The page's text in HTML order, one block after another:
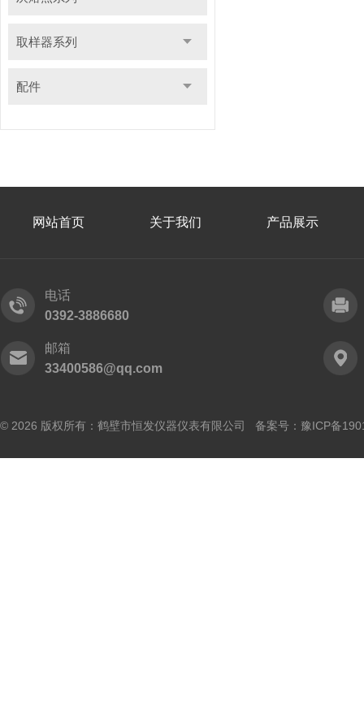
取样器系列
配件
网站首页 关于我们 产品展示
电话
0392-3886680
邮箱
33400586@qq.com
© 2026 版权所有：鹤壁市恒发仪器仪表有限公司 备案号： 豫ICP备